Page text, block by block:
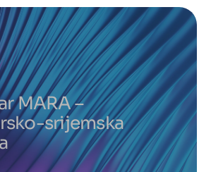
MARA –
srijemska